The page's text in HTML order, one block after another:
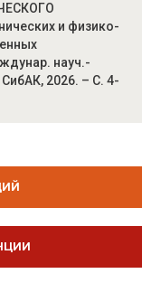
и физико-
науч.-
2026. – С. 4-